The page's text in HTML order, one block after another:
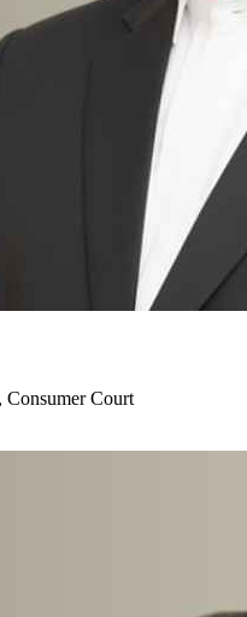
Court